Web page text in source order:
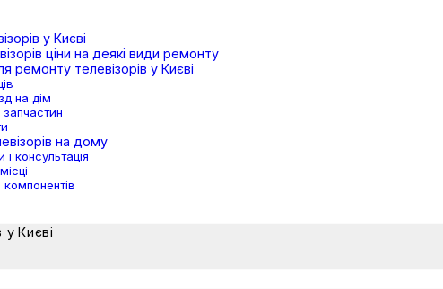
у Києві
ціни на деякі види ремонту
телевізорів у Києві
на дім
на дому
консультація